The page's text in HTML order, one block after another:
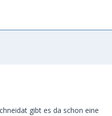
gibt es da schon eine